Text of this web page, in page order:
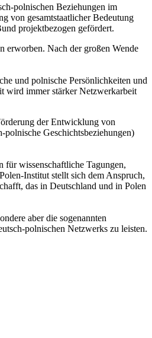
polnischen Beziehungen im
von gesamtstaatlicher Bedeutung
projektbezogen gefördert.
erworben. Nach der großen Wende
und polnische Persönlichkeiten und
wird immer stärker Netzwerkarbeit
der Entwicklung von
Geschichtsbeziehungen)
für wissenschaftliche Tagungen,
Institut stellt sich dem Anspruch,
das in Deutschland und in Polen
aber die sogenannten
polnischen Netzwerks zu leisten.